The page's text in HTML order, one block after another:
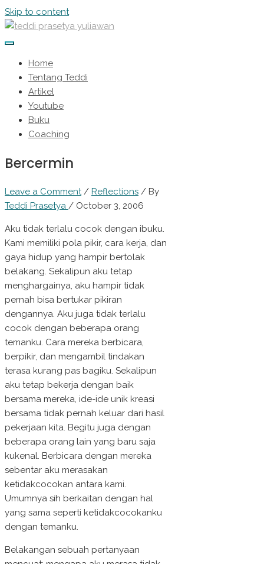
Skip to content
Home
Tentang Teddi
Artikel
Youtube
Buku
Coaching
Bercermin
Leave a Comment / Reflections / By
Teddi Prasetya / October 3, 2006
Aku tidak terlalu cocok dengan ibuku.
Kami memiliki pola pikir, cara kerja, dan
gaya hidup yang hampir bertolak
belakang. Sekalipun aku tetap
menghargainya, aku hampir tidak
pernah bisa bertukar pikiran
dengannya. Aku juga tidak terlalu
cocok dengan beberapa orang
temanku. Cara mereka berbicara,
berpikir, dan mengambil tindakan
terasa kurang pas bagiku. Sekalipun
aku tetap bekerja dengan baik
bersama mereka, ide-ide unik kreasi
bersama tidak pernah keluar dari hasil
pekerjaan kita. Begitu juga dengan
beberapa orang lain yang baru saja
kukenal. Berbicara dengan mereka
sebentar aku merasakan
ketidakcocokan antara kami.
Umumnya sih berkaitan dengan hal
yang sama seperti ketidakcocokanku
dengan temanku.
Belakangan sebuah pertanyaan